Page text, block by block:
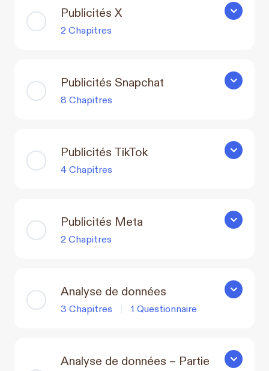
Publicités X
2 Chapitres
Publicités
Publicités Snapchat
8 Chapitres
Publicités
Publicités TikTok
4 Chapitres
Publicités
Publicités Meta
2 Chapitres
Publicités
Analyse de données
3 Chapitres | 1 Questionnaire
Analyse
Analyse de données – Partie
Analyse